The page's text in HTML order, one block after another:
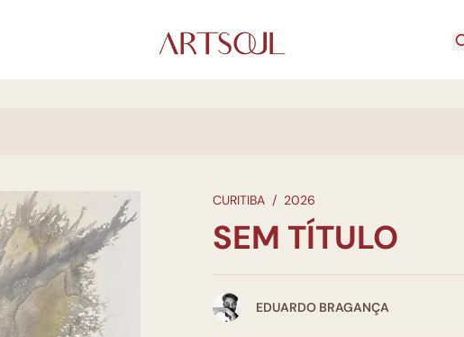
CURITIBA / 2026
SEM TÍTULO
EDUARDO BRAGANÇA